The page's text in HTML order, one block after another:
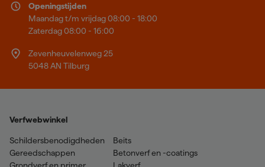
Openingstijden
Maandag t/m vrijdag 08:00 - 18:00
Zaterdag 08:00 - 16:00
Zevenheuvelenweg 25
5048 AN Tilburg
Verfwebwinkel
Schildersbenodigdheden
Gereedschappen
Beits
Betonverf en -coatings